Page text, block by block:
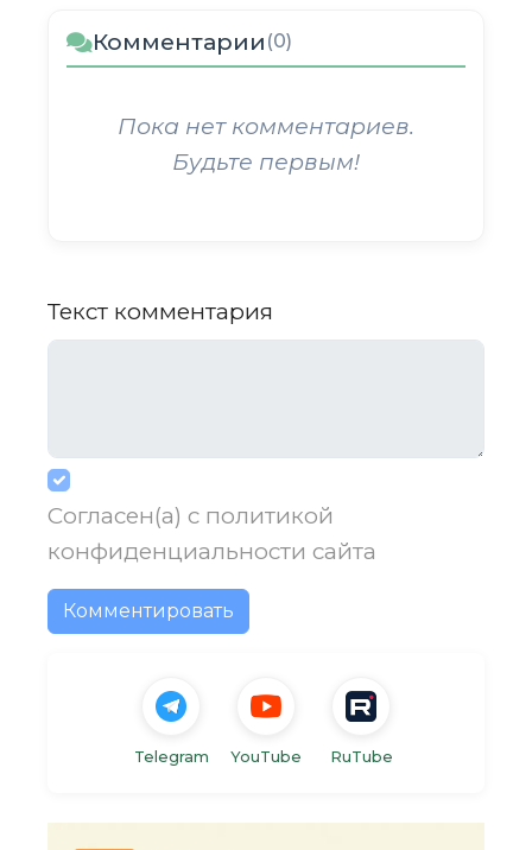
Комментарии (0)
Пока нет комментариев.
Будьте первым!
Текст комментария
Согласен(а) с политикой
конфиденциальности сайта
Комментировать
Telegram YouTube RuTube